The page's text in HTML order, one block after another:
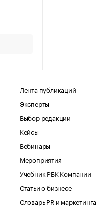
Лента публикаций
Эксперты
Выбор редакции
Кейсы
Вебинары
Мероприятия
Учебник РБК Компании
Статьи о бизнесе
Словарь PR и маркетинга